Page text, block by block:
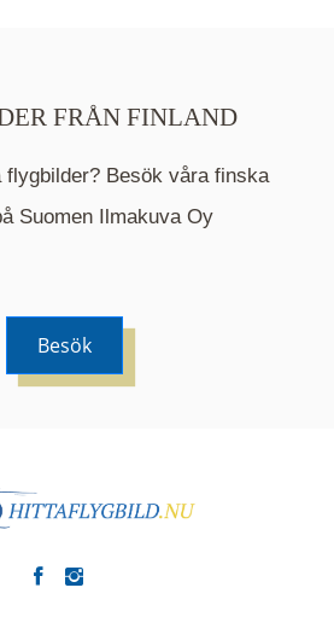
över fotat område och
fastigheter som finns just här.
FRÅN FINLAND
flygbilder? Besök våra finska
Suomen Ilmakuva Oy
Besök